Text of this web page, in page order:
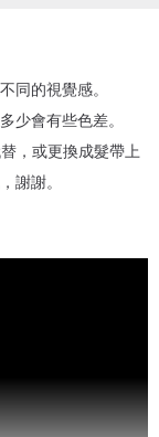
同的視覺感。
少會有些色差。
，或更換成髮帶上
謝謝。